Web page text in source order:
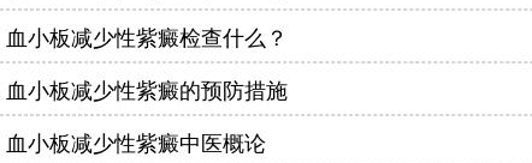
血小板减少性紫癜检查什么？
血小板减少性紫癜的预防措施
血小板减少性紫癜中医概论